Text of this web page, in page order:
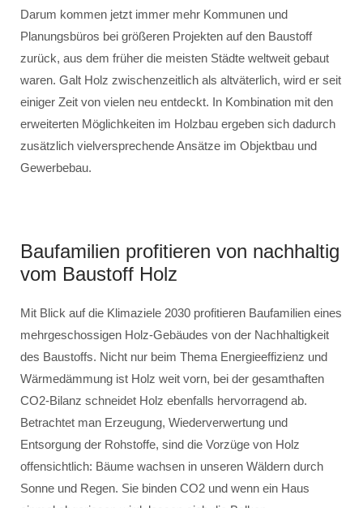
Darum kommen jetzt immer mehr Kommunen und
Planungsbüros bei größeren Projekten auf den Baustoff
zurück, aus dem früher die meisten Städte weltweit gebaut
waren. Galt Holz zwischenzeitlich als altväterlich, wird er seit
einiger Zeit von vielen neu entdeckt. In Kombination mit den
erweiterten Möglichkeiten im Holzbau ergeben sich dadurch
zusätzlich vielversprechende Ansätze im Objektbau und
Gewerbebau.
Baufamilien profitieren von nachhaltig
vom Baustoff Holz
Mit Blick auf die Klimaziele 2030 profitieren Baufamilien eines
mehrgeschossigen Holz-Gebäudes von der Nachhaltigkeit
des Baustoffs. Nicht nur beim Thema Energieeffizienz und
Wärmedämmung ist Holz weit vorn, bei der gesamthaften
CO2-Bilanz schneidet Holz ebenfalls hervorragend ab.
Betrachtet man Erzeugung, Wiederverwertung und
Entsorgung der Rohstoffe, sind die Vorzüge von Holz
offensichtlich: Bäume wachsen in unseren Wäldern durch
Sonne und Regen. Sie binden CO2 und wenn ein Haus